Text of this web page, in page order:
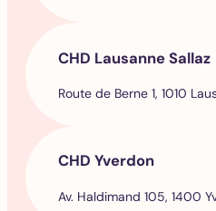
CHD Lausanne Sallaz
Route de Berne 1, 1010
CHD Yverdon
Av. Haldimand 105, 1400